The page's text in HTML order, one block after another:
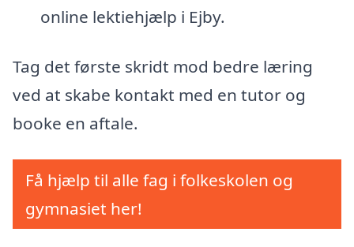
online lektiehjælp i Ejby.
Tag det første skridt mod bedre læring
ved at skabe kontakt med en tutor og
booke en aftale.
Få hjælp til alle fag i folkeskolen og
gymnasiet her!